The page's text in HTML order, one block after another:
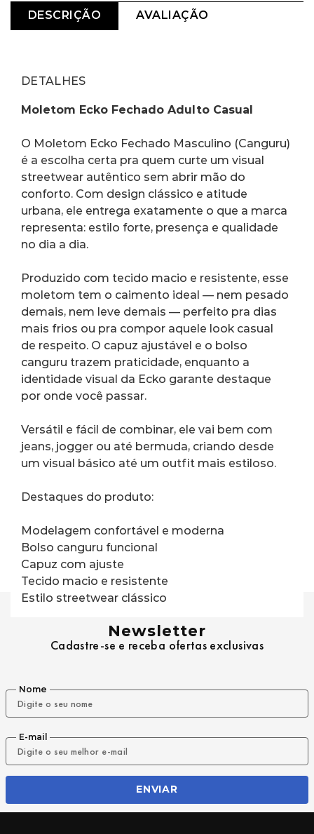
DESCRIÇÃO AVALIAÇÃO
DETALHES
Moletom Ecko Fechado Adulto Casual
O Moletom Ecko Fechado Masculino (Canguru)
é a escolha certa pra quem curte um visual
streetwear autêntico sem abrir mão do
conforto. Com design clássico e atitude
urbana, ele entrega exatamente o que a marca
representa: estilo forte, presença e qualidade
no dia a dia.
Produzido com tecido macio e resistente, esse
moletom tem o caimento ideal — nem pesado
demais, nem leve demais — perfeito pra dias
mais frios ou pra compor aquele look casual
de respeito. O capuz ajustável e o bolso
canguru trazem praticidade, enquanto a
identidade visual da Ecko garante destaque
por onde você passar.
Versátil e fácil de combinar, ele vai bem com
jeans, jogger ou até bermuda, criando desde
um visual básico até um outfit mais estiloso.
Destaques do produto:
Modelagem confortável e moderna
Bolso canguru funcional
Capuz com ajuste
Tecido macio e resistente
Estilo streetwear clássico
Newsletter
Cadastre-se e receba ofertas exclusivas
Nome
E-mail
ENVIAR